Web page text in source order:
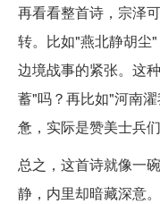
再看看整首诗，宗泽
转。比如"燕北静胡尘
边境战事的紧张。这
蓄"吗？再比如"河南
惫，实际是赞美士兵们
总之，这首诗就像一
静，内里却暗藏深意